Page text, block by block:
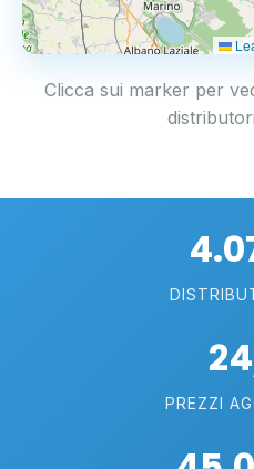
Clicca sui marker per
PREZZI